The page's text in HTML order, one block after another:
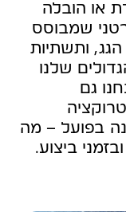
או הובלה
שמבוסס
ותשתיות
שלנו
גם
בפועל – מה
ביצוע.